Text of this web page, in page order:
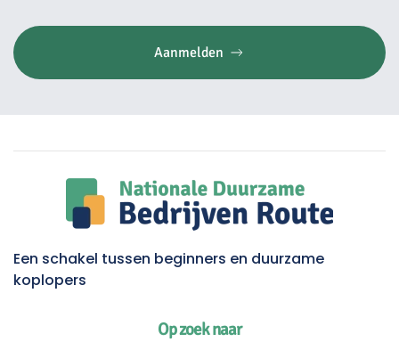
Aanmelden
Een schakel tussen beginners en duurzame
koplopers
Op zoek naar